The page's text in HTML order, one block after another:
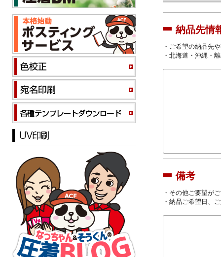
納品先情
・ご希望の納品先
・北海道・沖縄・
備考
・その他ご要望が
・納品ご希望日、